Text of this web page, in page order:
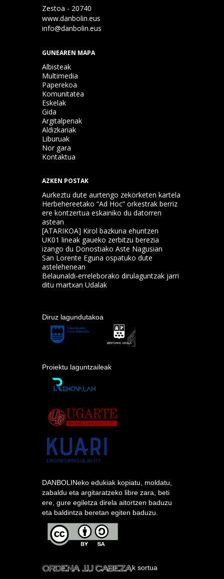
Zestoa - 20740
www.danbolin.eus
info@danbolin.eus
GUNEAREN MAPA
Albisteak
Multimedia
Paperekoa
Komunitatea
Eskelak
Gida
Argitalpenak
Aldizkariak
Liburuak
Nor gara
Kontaktua
AZKEN POSTAK
Aurkeztu dute aurtengo zekorketen kartela
Herbehereetako “Ad Hoc” orkestrak berriz
ere kontzertua eskainiko du datorren
astean
[ATARIKOA] Kirol bazkuna ehuntzen
UK01 lineak gaueko zerbitzu berezia
izango du Donostiako Aste Nagusian
San Lorente Eguna ospatuko dute
astelehenean
Belaunaldi-erreleborako dirulaguntzak jarri
ditu martxan Udalak
Diruz lagundutakoa
Proiektu laguntzaileak
DANBOLINeko edukiak kopiatu, moldatu,
zabaldu eta argitaratzeko libre zara, beti
ere, gure egiletza direla aitortzen baduzu
eta baldintza beretan egiten baduzu.
k sortua